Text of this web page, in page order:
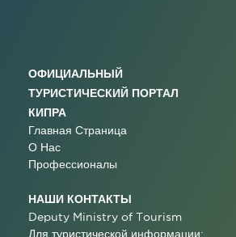
ОФИЦИАЛЬНЫЙ
ТУРИСТИЧЕСКИЙ ПОРТАЛ
КИПРА
Главная Страница
О Нас
Профессионалы
НАШИ КОНТАКТЫ
Deputy Ministry of Tourism
Для туристической информации: